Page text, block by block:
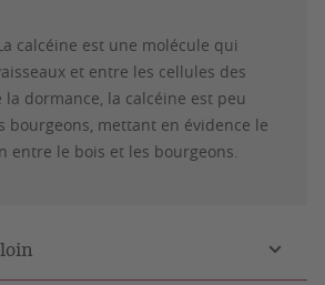
calcéine est une molécule qui
et entre les cellules des
la dormance, la calcéine est peu
bourgeons, mettant en évidence le
entre le bois et les bourgeons.